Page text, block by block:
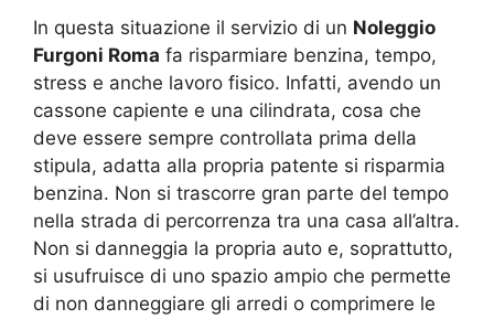
In questa situazione il servizio di un Noleggio
Furgoni Roma fa risparmiare benzina, tempo,
stress e anche lavoro fisico. Infatti, avendo un
cassone capiente e una cilindrata, cosa che
deve essere sempre controllata prima della
stipula, adatta alla propria patente si risparmia
benzina. Non si trascorre gran parte del tempo
nella strada di percorrenza tra una casa all’altra.
Non si danneggia la propria auto e, soprattutto,
si usufruisce di uno spazio ampio che permette
di non danneggiare gli arredi o comprimere le